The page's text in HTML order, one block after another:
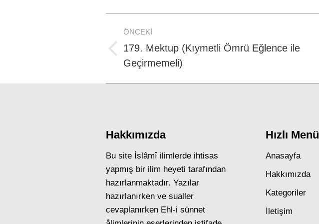
Post
navigation
ÖNCEKI
Previous
post:
179. Mektup (Kıymetli Ömrü Eğlence ile
Geçirmemeli)
Hakkımızda
Bu site İslâmî ilimlerde ihtisas
yapmış bir ilim heyeti tarafından
hazırlanmaktadır. Yazılar
hazırlanırken ve sualler
cevaplanırken Ehl-i sünnet
Hızlı Menü
Anasayfa
Hakkımızda
Kategoriler
İletişim